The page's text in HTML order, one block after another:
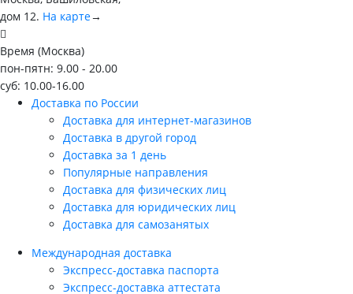
дом 12. На карте→
Время (Москва)
пон-пятн: 9.00 - 20.00
суб: 10.00-16.00
Доставка по России
Доставка для интернет-магазинов
Доставка в другой город
Доставка за 1 день
Популярные направления
Доставка для физических лиц
Доставка для юридических лиц
Доставка для самозанятых
Международная доставка
Экспресс-доставка паспорта
Экспресс-доставка аттестата